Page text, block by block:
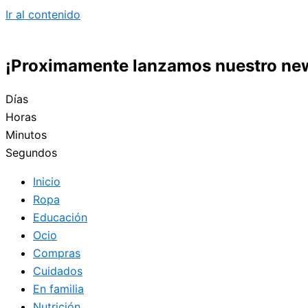
Ir al contenido
¡Proximamente lanzamos nuestro
Días
Horas
Minutos
Segundos
Inicio
Ropa
Educación
Ocio
Compras
Cuidados
En familia